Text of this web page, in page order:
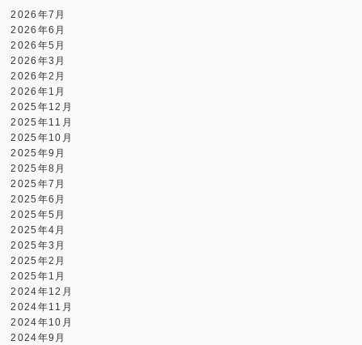
2026年7月
2026年6月
2026年5月
2026年3月
2026年2月
2026年1月
2025年12月
2025年11月
2025年10月
2025年9月
2025年8月
2025年7月
2025年6月
2025年5月
2025年4月
2025年3月
2025年2月
2025年1月
2024年12月
2024年11月
2024年10月
2024年9月